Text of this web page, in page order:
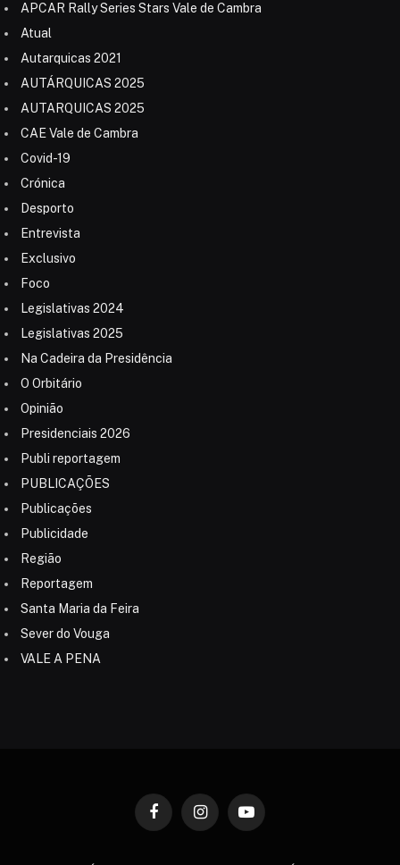
APCAR Rally Series Stars Vale de Cambra
Atual
Autarquicas 2021
AUTÁRQUICAS 2025
AUTARQUICAS 2025
CAE Vale de Cambra
Covid-19
Crónica
Desporto
Entrevista
Exclusivo
Foco
Legislativas 2024
Legislativas 2025
Na Cadeira da Presidência
O Orbitário
Opinião
Presidenciais 2026
Publi reportagem
PUBLICAÇÕES
Publicações
Publicidade
Região
Reportagem
Santa Maria da Feira
Sever do Vouga
VALE A PENA
FacebookInstagramYouTube